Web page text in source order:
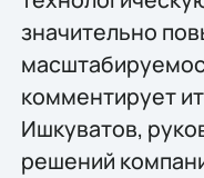
значительно
комментирует
Ишкуватов,
решений